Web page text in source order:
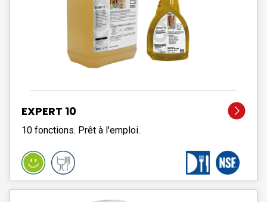
EXPERT 10
10 fonctions. Prêt à l'emploi.